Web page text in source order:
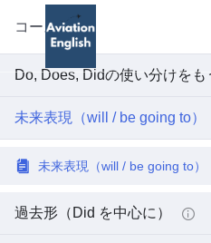
コース内容
Do, Does, Didの使い分けをも
未来表現（will / be going to）
未来表現（will / be going to）
過去形（Did を中心に）